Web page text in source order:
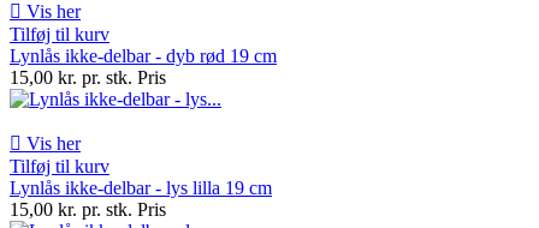
 Vis her
Tilføj til kurv
Lynlås ikke-delbar - dyb rød 19 cm
15,00 kr. pr. stk. Pris
 Vis her
Tilføj til kurv
Lynlås ikke-delbar - lys lilla 19 cm
15,00 kr. pr. stk. Pris